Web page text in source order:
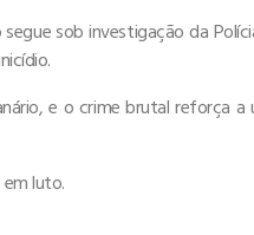
sob investigação da
e o crime brutal reforça
luto.